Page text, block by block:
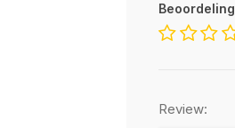
Beoordeling
Review: